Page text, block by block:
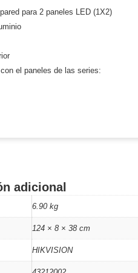
Software VMS y Analíticas
EPCOM Cloud
HIKVISION
Videoporteros e Interfonos
AccesoriosIntercomunicadores
para 2 paneles LED (1X2)
el paneles de las series:
adicional
6.90 kg
124 × 8 × 38 cm
HIKVISION